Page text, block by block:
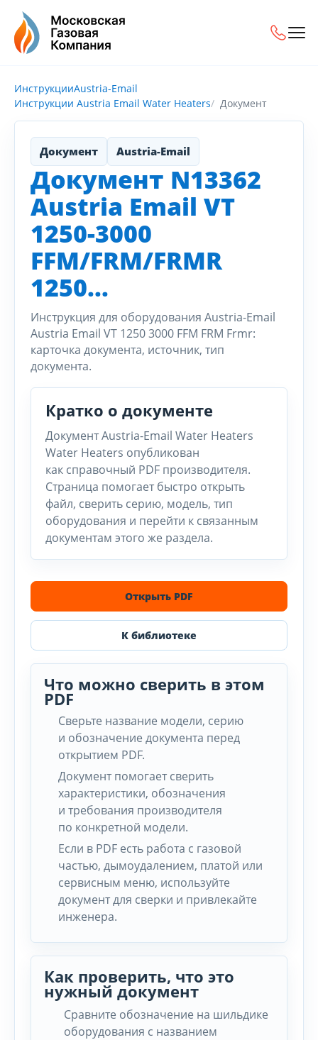
ИнструкцииAustria-Email
Инструкции Austria Email Water Heaters
Документ
Документ Austria-Email
Документ N13362
Austria Email VT
1250-3000
FFM/FRM/FRMR
1250...
Инструкция для оборудования Austria-Email
Austria Email VT 1250 3000 FFM FRM Frmr:
карточка документа, источник, тип
документа.
Кратко о документе
Документ Austria-Email Water Heaters
Water Heaters опубликован
как справочный PDF производителя.
Страница помогает быстро открыть
файл, сверить серию, модель, тип
оборудования и перейти к связанным
документам этого же раздела.
Открыть PDF
К библиотеке
Что можно сверить в этом
PDF
Сверьте название модели, серию
и обозначение документа перед
открытием PDF.
Документ помогает сверить
характеристики, обозначения
и требования производителя
по конкретной модели.
Если в PDF есть работа с газовой
частью, дымоудалением, платой или
сервисным меню, используйте
документ для сверки и привлекайте
инженера.
Как проверить, что это
нужный документ
Сравните обозначение на шильдике
оборудования с названием